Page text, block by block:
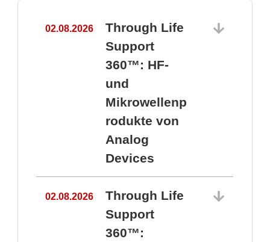
02.08.2026
Through Life
Support
360™: HF-
und
Mikrowellenp
rodukte von
Analog
Devices
02.08.2026
Through Life
Support
360™: